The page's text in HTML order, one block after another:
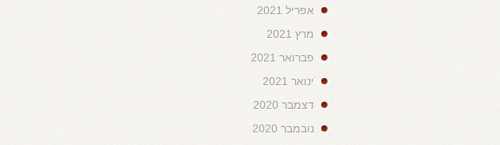
אפריל 2021
מרץ 2021
פברואר 2021
ינואר 2021
דצמבר 2020
נובמבר 2020